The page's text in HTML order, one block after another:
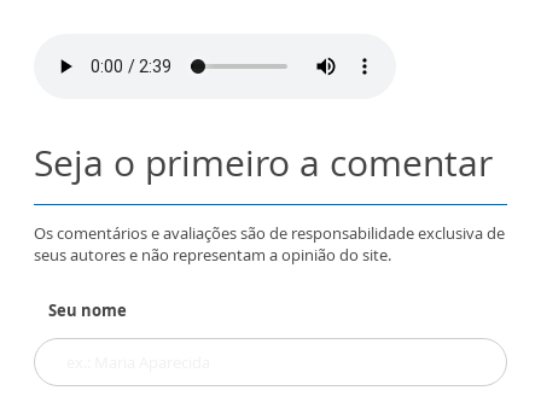
Seja o primeiro a comentar
Os comentários e avaliações são de responsabilidade exclusiva de
seus autores e não representam a opinião do site.
Seu nome